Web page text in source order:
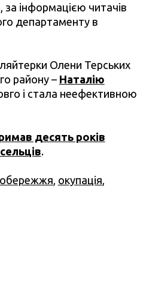
за інформацією читачів
департаменту в
Олени Терських
району – Наталію
і стала неефективною
десять років
.
окупація